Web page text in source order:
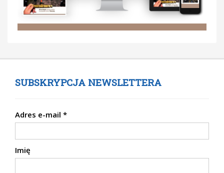
SUBSKRYPCJA NEWSLETTERA
Adres e-mail *
Imię